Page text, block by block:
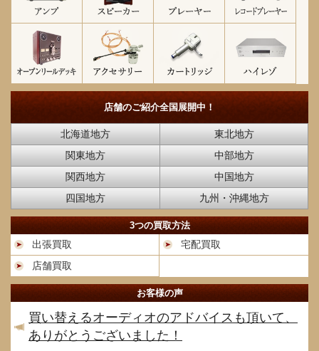
店舗のご紹介全国展開中！
北海道地方
東北地方
関東地方
中部地方
関西地方
中国地方
四国地方
九州・沖縄地方
3つの買取方法
出張買取
宅配買取
店舗買取
お客様の声
買い替えるオーディオのアドバイスも頂いて、
ありがとうございました！